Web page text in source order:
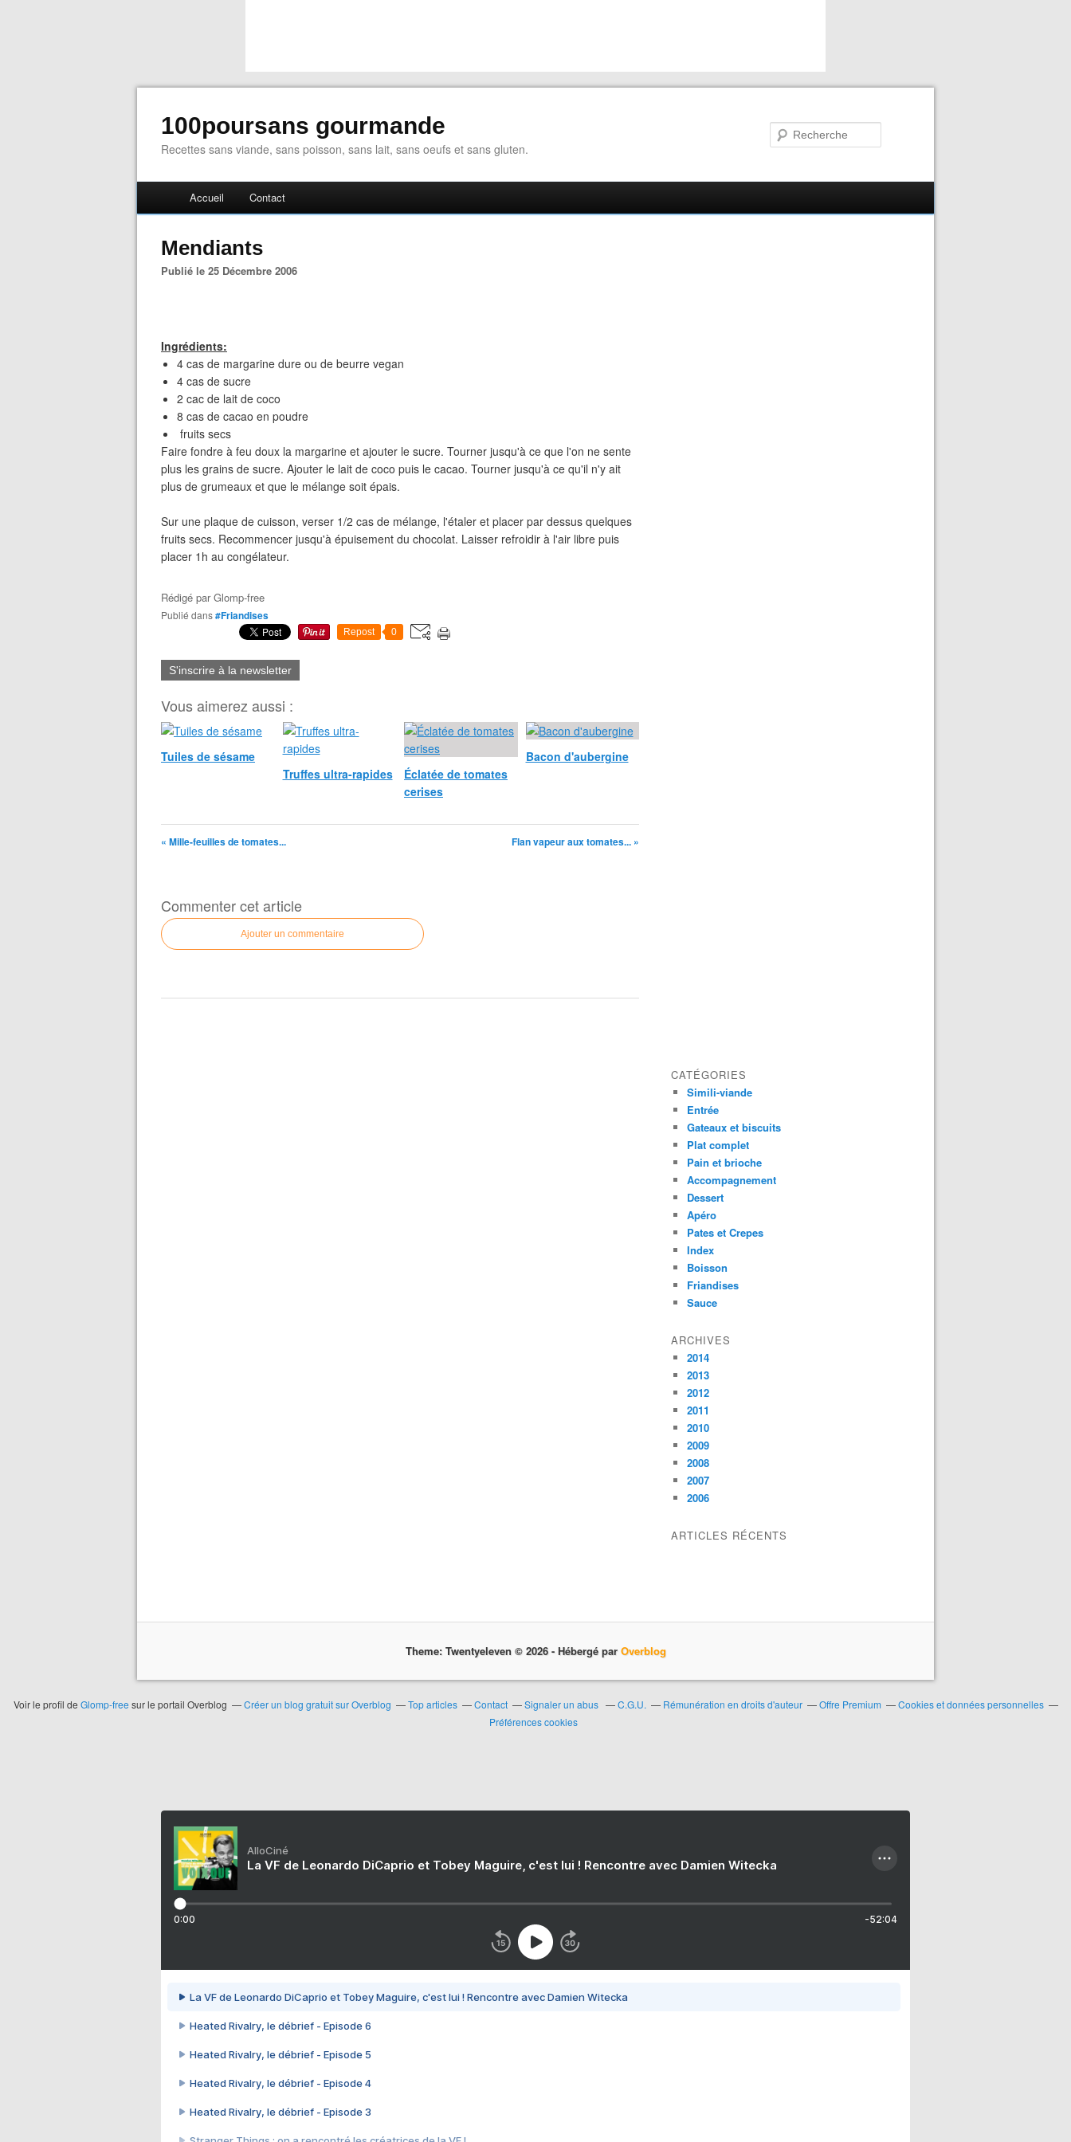
100poursans gourmande
Recettes sans viande, sans poisson, sans lait, sans oeufs et sans gluten.
Accueil Contact
Mendiants
Publié le 25 Décembre 2006
Ingrédients:
4 cas de margarine dure ou de beurre vegan
4 cas de sucre
2 cac de lait de coco
8 cas de cacao en poudre
fruits secs
Faire fondre à feu doux la margarine et ajouter le sucre. Tourner jusqu'à ce que l'on ne sente
plus les grains de sucre. Ajouter le lait de coco puis le cacao. Tourner jusqu'à ce qu'il n'y ait
plus de grumeaux et que le mélange soit épais.
Sur une plaque de cuisson, verser 1/2 cas de mélange, l'étaler et placer par dessus quelques
fruits secs. Recommencer jusqu'à épuisement du chocolat. Laisser refroidir à l'air libre puis
placer 1h au congélateur.
Rédigé parGlomp-free
Publié dans#Friandises
Repost 0
S'inscrire à la newsletter
Vous aimerez aussi :
Tuiles de sésame
Truffes ultra-rapides
Éclatée de tomates
cerises
Bacon d'aubergine
« Mille-feuilles de tomates... Flan vapeur aux tomates... »
Commenter cet article
Ajouter un commentaire
CATÉGORIES
Simili-viande
Entrée
Gateaux et biscuits
Plat complet
Pain et brioche
Accompagnement
Dessert
Apéro
Pates et Crepes
Index
Boisson
Friandises
Sauce
ARCHIVES
2014
2013
2012
2011
2010
2009
2008
2007
2006
ARTICLES RÉCENTS
Theme: Twentyeleven © 2026 - Hébergé par Overblog
Voir le profil de Glomp-free sur le portail Overblog Créer un blog gratuit sur Overblog Top articles Contact Signaler un abus C.G.U. Rémunération en droits d'auteur Offre Premium
Cookies et données personnelles
Préférences cookies
AlloCiné
La VF de Leonardo DiCaprio et Tobey Maguire, c'est lui ! Rencontre avec Damien Witecka
0:00 -52:04
La VF de Leonardo DiCaprio et Tobey Maguire, c'est lui ! Rencontre avec Damien Witecka
Heated Rivalry, le débrief - Episode 6
Heated Rivalry, le débrief - Episode 5
Heated Rivalry, le débrief - Episode 4
Heated Rivalry, le débrief - Episode 3